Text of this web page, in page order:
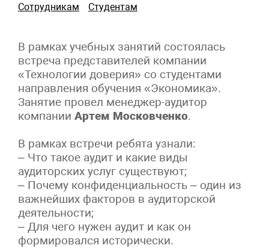
Сотрудникам
Студентам
В рамках учебных занятий состоялась
встреча представителей компании
«Технологии доверия» со студентами
направления обучения «Экономика».
Занятие провел менеджер-аудитор
компании Артем Московченко.
В рамках встречи ребята узнали:
– Что такое аудит и какие виды
аудиторских услуг существуют;
– Почему конфиденциальность – один из
важнейших факторов в аудиторской
деятельности;
– Для чего нужен аудит и как он
формировался исторически.